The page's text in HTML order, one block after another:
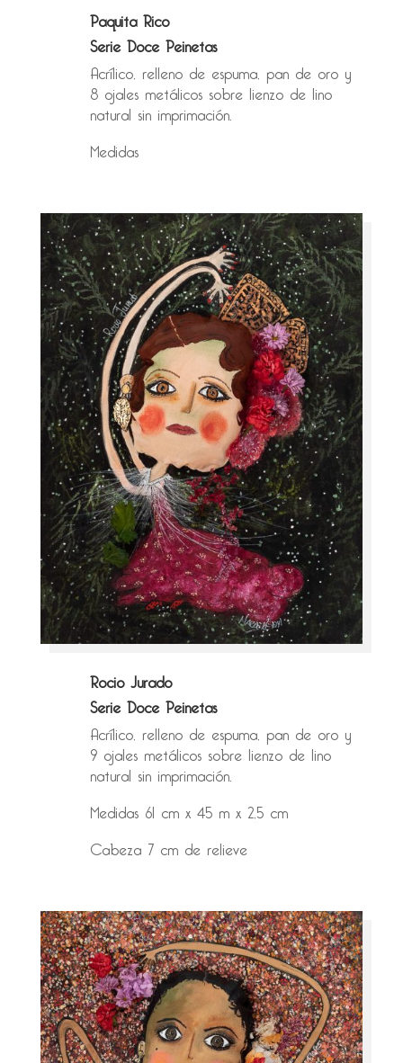
Paquita Rico
Serie Doce Peinetas
Acrílico, relleno de espuma, pan de oro y
8 ojales metálicos sobre lienzo de lino
natural sin imprimación.
Medidas
Rocio Jurado
Serie Doce Peinetas
Acrílico, relleno de espuma, pan de oro y
9 ojales metálicos sobre lienzo de lino
natural sin imprimación.
Medidas 61 cm x 45 m x 2,5 cm
Cabeza 7 cm de relieve